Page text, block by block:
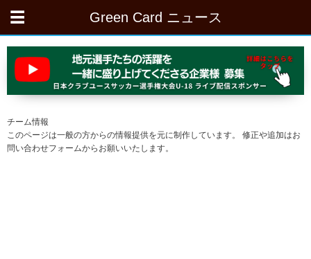
Green Card ニュース
チーム情報
このページは一般の方からの情報提供を元に制作しています。 修正や追加はお
問い合わせフォームからお願いいたします。